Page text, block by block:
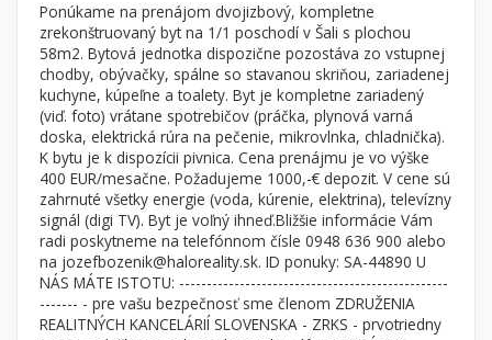
Lokalita
×
×
Nitriansky (kraj)
Byt
Garsónky
Dvojgarsónky
1-izbové
2-izbové
3-izbové
4 a viac izbové byty
Dom
Vila
Chalupa
Ponúkame na prenájom dvojizbový, kompletne
zrekonštruovaný byt na 1/1 poschodí v Šali s plochou
58m2. Bytová jednotka dispozične pozostáva zo vstupnej
chodby, obývačky, spálne so stavanou skriňou, zariadenej
kuchyne, kúpeľne a toalety. Byt je kompletne zariadený
(viď. foto) vrátane spotrebičov (práčka, plynová varná
doska, elektrická rúra na pečenie, mikrovlnka, chladnička).
K bytu je k dispozícii pivnica. Cena prenájmu je vo výške
400 EUR/mesačne. Požadujeme 1000,-€ depozit. V cene sú
zahrnuté všetky energie (voda, kúrenie, elektrina), televízny
signál (digi TV). Byt je voľný ihneď.Bližšie informácie Vám
radi poskytneme na telefónnom čísle 0948 636 900 alebo
na jozefbozenik@haloreality.sk. ID ponuky: SA-44890 U
NÁS MÁTE ISTOTU: -------------------------------------------------
------- - pre vašu bezpečnosť sme členom ZDRUŽENIA
REALITNÝCH KANCELÁRIÍ SLOVENSKA - ZRKS - prvotriedny